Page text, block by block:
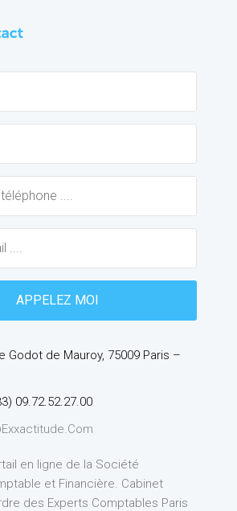
Godot de Mauroy, 75009 Paris –
09.72.52.27.00
en ligne de la Société
et Financière. Cabinet
des Experts Comptables Paris